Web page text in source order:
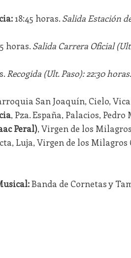
18:45 horas. Salida Estación
horas. Salida Carrera Oficial
Recogida (Ult. Paso): 22:30 horas.
San Joaquín, Cielo,
, Pza. España, Palacios, Pedro
Peral), Virgen de los
Luja, Virgen de los
Banda de Cornetas y